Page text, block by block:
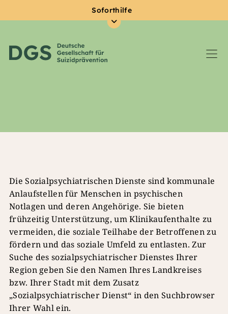
Soforthilfe
Die Sozialpsychiatrischen Dienste sind kommunale
Anlaufstellen für Menschen in psychischen
Notlagen und deren Angehörige. Sie bieten
frühzeitig Unterstützung, um Klinikaufenthalte zu
vermeiden, die soziale Teilhabe der Betroffenen zu
fördern und das soziale Umfeld zu entlasten. Zur
Suche des sozialpsychiatrischer Dienstes Ihrer
Region geben Sie den Namen Ihres Landkreises
bzw. Ihrer Stadt mit dem Zusatz
„Sozialpsychiatrischer Dienst“ in den Suchbrowser
Ihrer Wahl ein.